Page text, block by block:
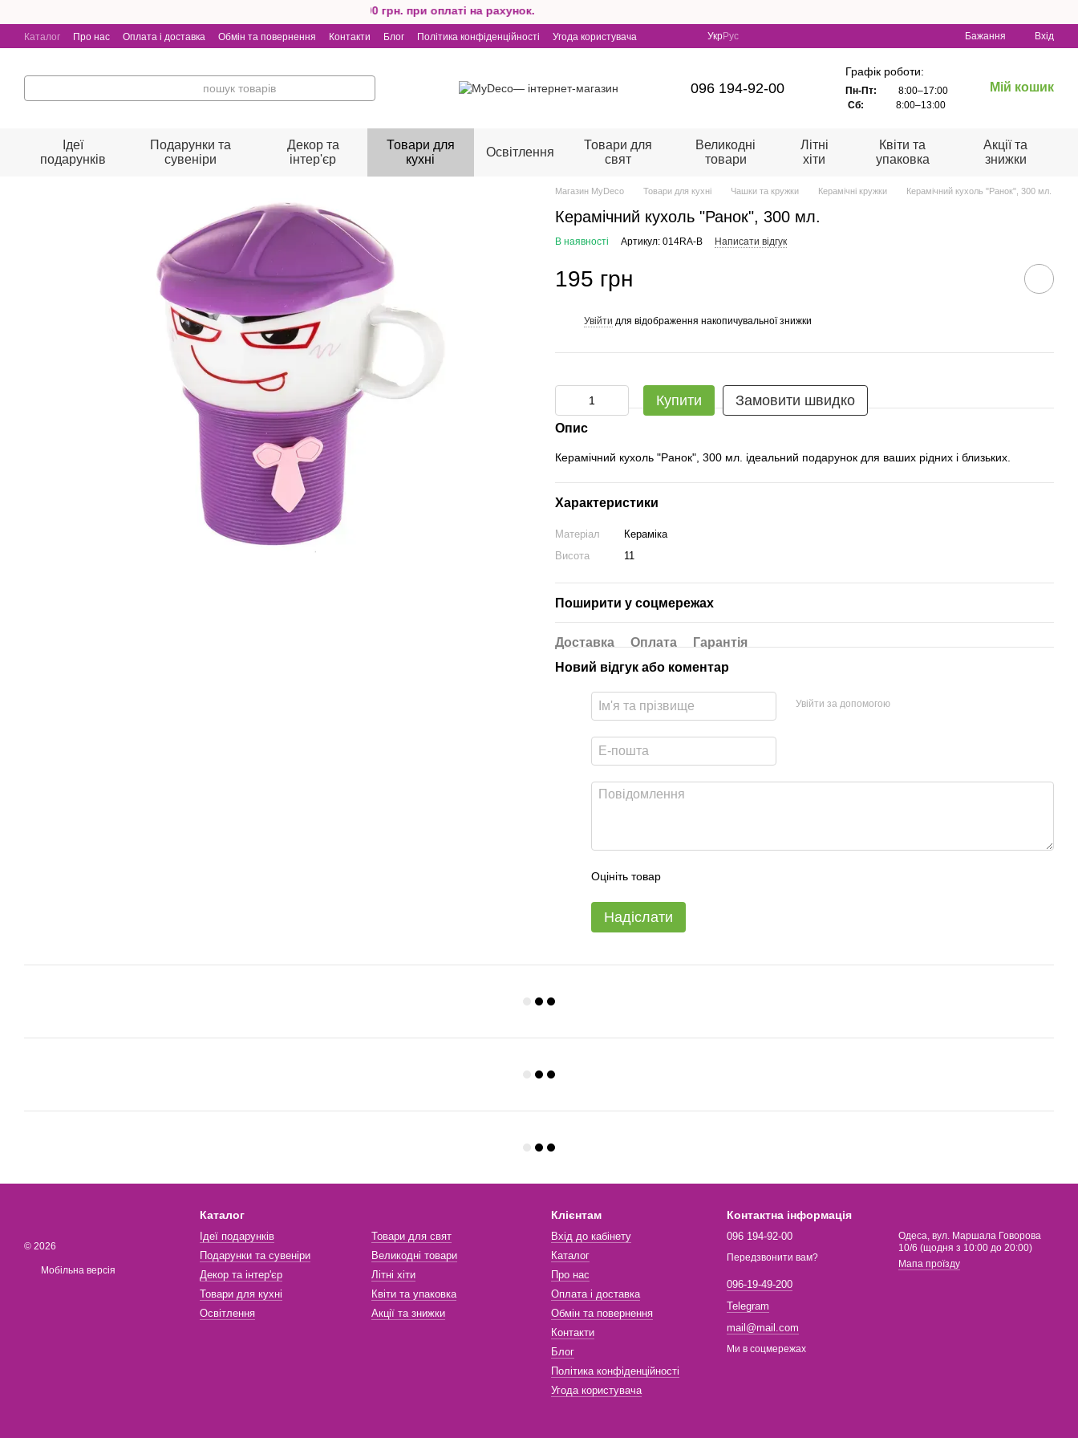
Безкоштовна доставка від 1500 грн. при оплаті на рахунок.
Каталог Про нас Оплата і доставка Обмін та повернення Контакти Блог Політика конфіденційності Угода користувача УкрРус Бажання Вхід
096 194-92-00
Графік роботи:
Пн-Пт:
8:00–17:00
Сб:
8:00–13:00
Мій кошик
Ідеї
подарунків
Подарунки та
сувеніри
Декор та
інтер'єр
Товари для
кухні
Освітлення
Товари для
свят
Великодні
товари
Літні
хіти
Квіти та
упаковка
Акції та
знижки
Магазин MyDeco Товари для кухні Чашки та кружки Керамічні кружки Керамічний кухоль "Ранок", 300 мл.
Керамічний кухоль "Ранок", 300 мл.
В наявності Артикул: 014RA-B Написати відгук
195 грн
Увійти для відображення накопичувальної знижки
Купити Замовити швидко
Опис
Керамічний кухоль "Ранок", 300 мл. ідеальний подарунок для ваших рідних і близьких.
Характеристики
Матеріал
Кераміка
Висота
11
Поширити у соцмережах
Доставка Оплата
Гарантія
Новий відгук або коментар
Увійти за допомогою
Оцініть товар
Надіслати
© 2026
Мобільна версія
Каталог
Ідеї подарунків
Подарунки та сувеніри
Декор та інтер'єр
Товари для кухні
Освітлення
Товари для свят
Великодні товари
Літні хіти
Квіти та упаковка
Акції та знижки
Клієнтам
Вхід до кабінету
Каталог
Про нас
Оплата і доставка
Обмін та повернення
Контакти
Блог
Політика конфіденційності
Угода користувача
Контактна інформація
096 194-92-00
Передзвонити вам?
096-19-49-200
Telegram
mail@mail.com
Одеса, вул. Маршала Говорова
10/6 (щодня з 10:00 до 20:00)
Мапа проїзду
Ми в соцмережах